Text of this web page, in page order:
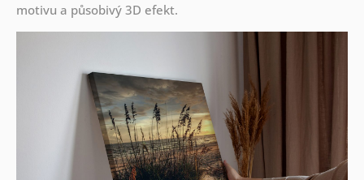
motivu a působivý 3D efekt.